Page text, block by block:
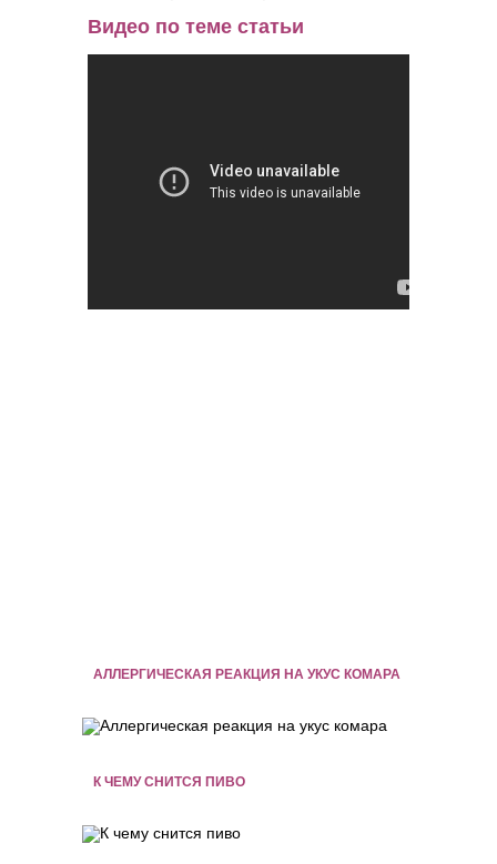
Видео по теме статьи
АЛЛЕРГИЧЕСКАЯ РЕАКЦИЯ НА УКУС КОМАРА
К ЧЕМУ СНИТСЯ ПИВО